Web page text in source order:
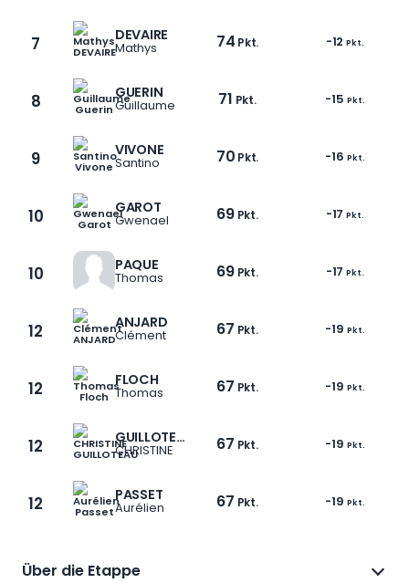
7 DEVAIRE
Mathys 74 Pkt. -12 Pkt.
8 GUERIN
Guillaume 71 Pkt. -15 Pkt.
9 VIVONE
Santino 70 Pkt. -16 Pkt.
10 GAROT
Gwenael 69 Pkt. -17 Pkt.
10 PAQUE
Thomas 69 Pkt. -17 Pkt.
12 ANJARD
Clément 67 Pkt. -19 Pkt.
12 FLOCH
Thomas 67 Pkt. -19 Pkt.
12 GUILLOTEAU
CHRISTINE 67 Pkt. -19 Pkt.
12 PASSET
Aurélien 67 Pkt. -19 Pkt.
Über die Etappe